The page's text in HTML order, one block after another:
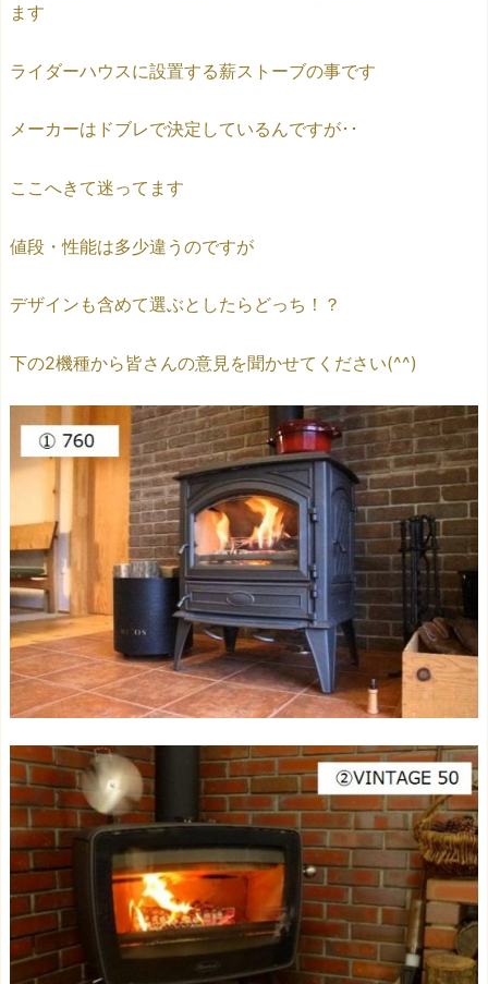
ます
ライダーハウスに設置する薪ストーブの事です
メーカーはドブレで決定しているんですが･･
ここへきて迷ってます
値段・性能は多少違うのですが
デザインも含めて選ぶとしたらどっち！？
下の2機種から皆さんの意見を聞かせてください(^^)